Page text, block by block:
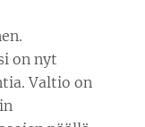
on nyt
Valtio on